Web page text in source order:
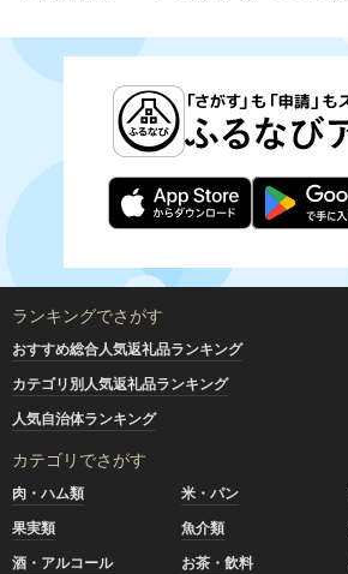
ランキングでさがす
おすすめ総合人気返礼品ランキング
カテゴリ別人気返礼品ランキング
人気自治体ランキング
カテゴリでさがす
肉・ハム類 米・パン
果実類
魚介類
酒・アルコール
お茶・飲料